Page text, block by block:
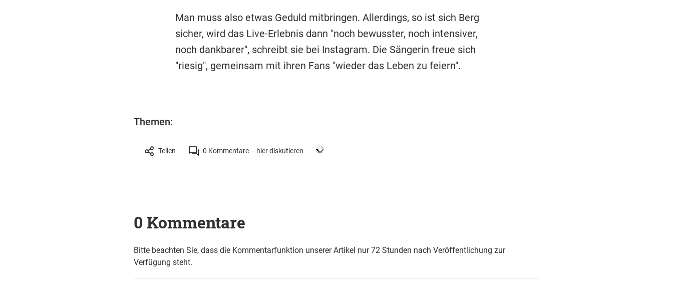
Man muss also etwas Geduld mitbringen. Allerdings, so ist sich Berg
sicher, wird das Live-Erlebnis dann "noch bewusster, noch intensiver,
noch dankbarer", schreibt sie bei Instagram. Die Sängerin freue sich
"riesig", gemeinsam mit ihren Fans "wieder das Leben zu feiern".
Themen:
Teilen 0 Kommentare – hier diskutieren
0 Kommentare
Bitte beachten Sie, dass die Kommentarfunktion unserer Artikel nur 72 Stunden nach Veröffentlichung zur
Verfügung steht.